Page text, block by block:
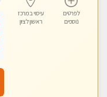
לפרטים
נוספים
עיסוי במרכז
ראשון לציון